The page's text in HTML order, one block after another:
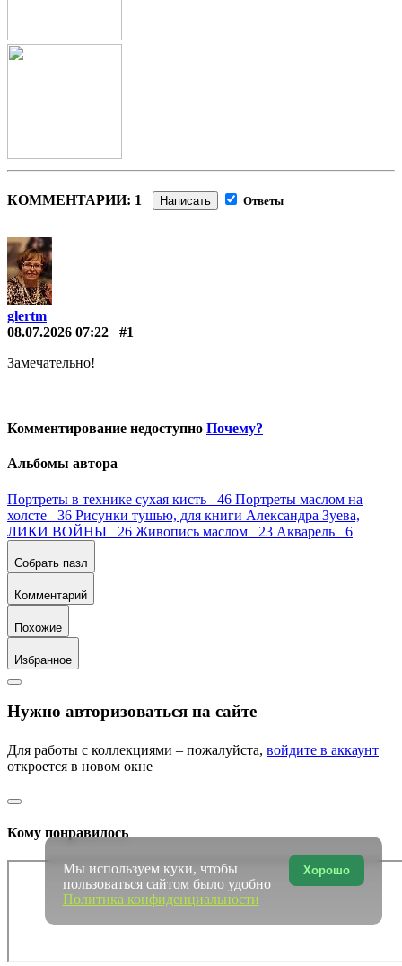
КОММЕНТАРИИ: 1 Написать Ответы
glertm
08.07.2026 07:22
#1
Замечательно!
Комментирование недоступно Почему?
Альбомы автора
Портреты в технике сухая кисть 46 Портреты маслом на
холсте 36 Рисунки тушью, для книги Александра Зуева,
ЛИКИ ВОЙНЫ 26 Живопись маслом 23 Акварель 6
Собрать пазл
Комментарий
Похожие
Избранное
Нужно авторизоваться на сайте
Для работы с коллекциями – пожалуйста, войдите в аккаунт
откроется в новом окне
Кому понравилось
Хорошо
Мы используем куки, чтобы
пользоваться сайтом было удобно
Политика конфиденциальности